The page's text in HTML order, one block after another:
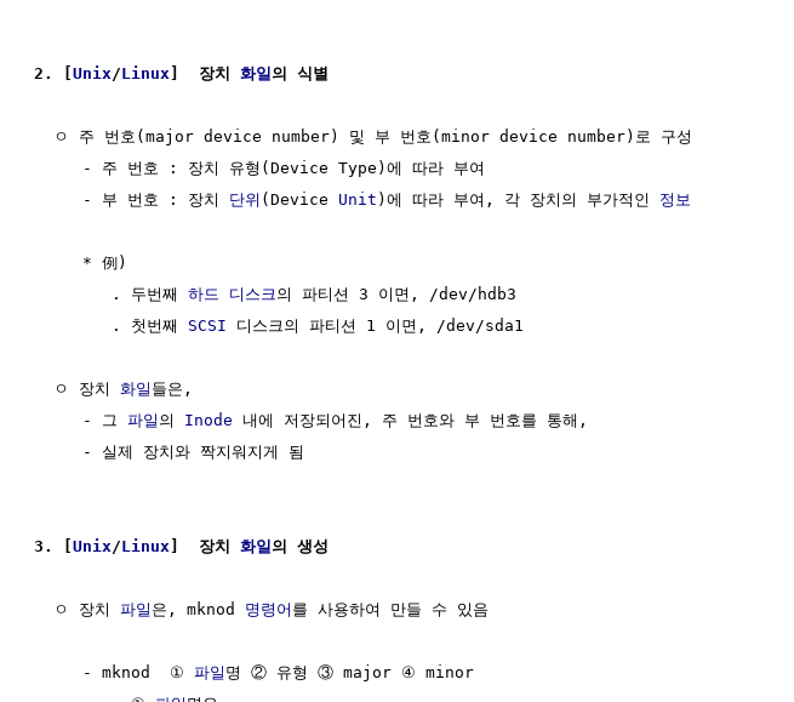
2. [Unix /Linux ]  장치 화일의 식별
  ㅇ 주 번호(major device number) 및 부 번호(minor device number)로 구성
     - 주 번호 : 장치 유형(Device Type)에 따라 부여
     - 부 번호 : 장치
단위 (Device Unit )에 따라 부여, 각 장치의 부가적인 정보
     * 例)
        . 두번째
하드 디스크 의 파티션 3 이면, /dev/hdb3
        . 첫번째
SCSI 디스크의 파티션 1 이면, /dev/sda1
  ㅇ 장치
화일 들은,
     - 그
파일 의 Inode 내에 저장되어진, 주 번호와 부 번호를 통해,
     - 실제 장치와 짝지워지게 됨
3. [Unix /Linux ]  장치 화일의 생성
  ㅇ 장치
파일 은, mknod 명령어 를 사용하여 만들 수 있음
     - mknod  ①
파일 명 ② 유형 ③ major ④ minor